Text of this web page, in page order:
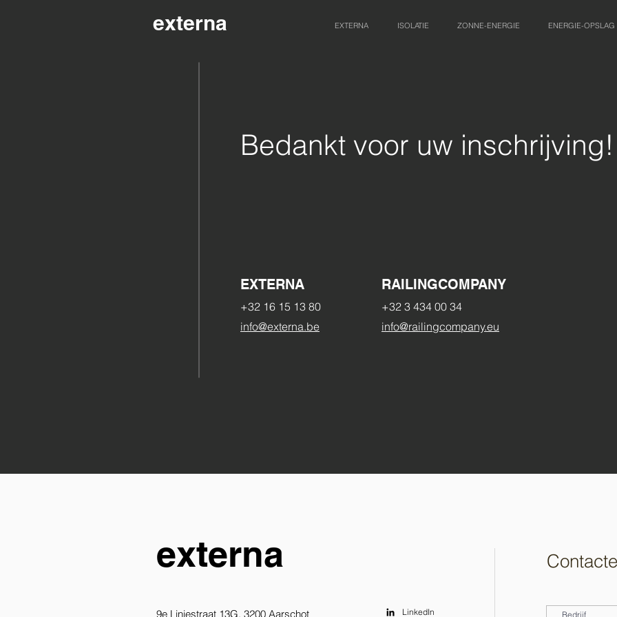
externa EXTERNA ISOLATIE ZONNE-ENERGIE ENERGIE-OPSLAG
Bedankt voor uw inschrijving!
EXTERNA
+32 16 15 13 80
info@externa.be
RAILINGCOMPANY
+32 3 434 00 34
info@railingcompany.eu
externa
9e Liniestraat 13G, 3200 Aarschot LinkedIn